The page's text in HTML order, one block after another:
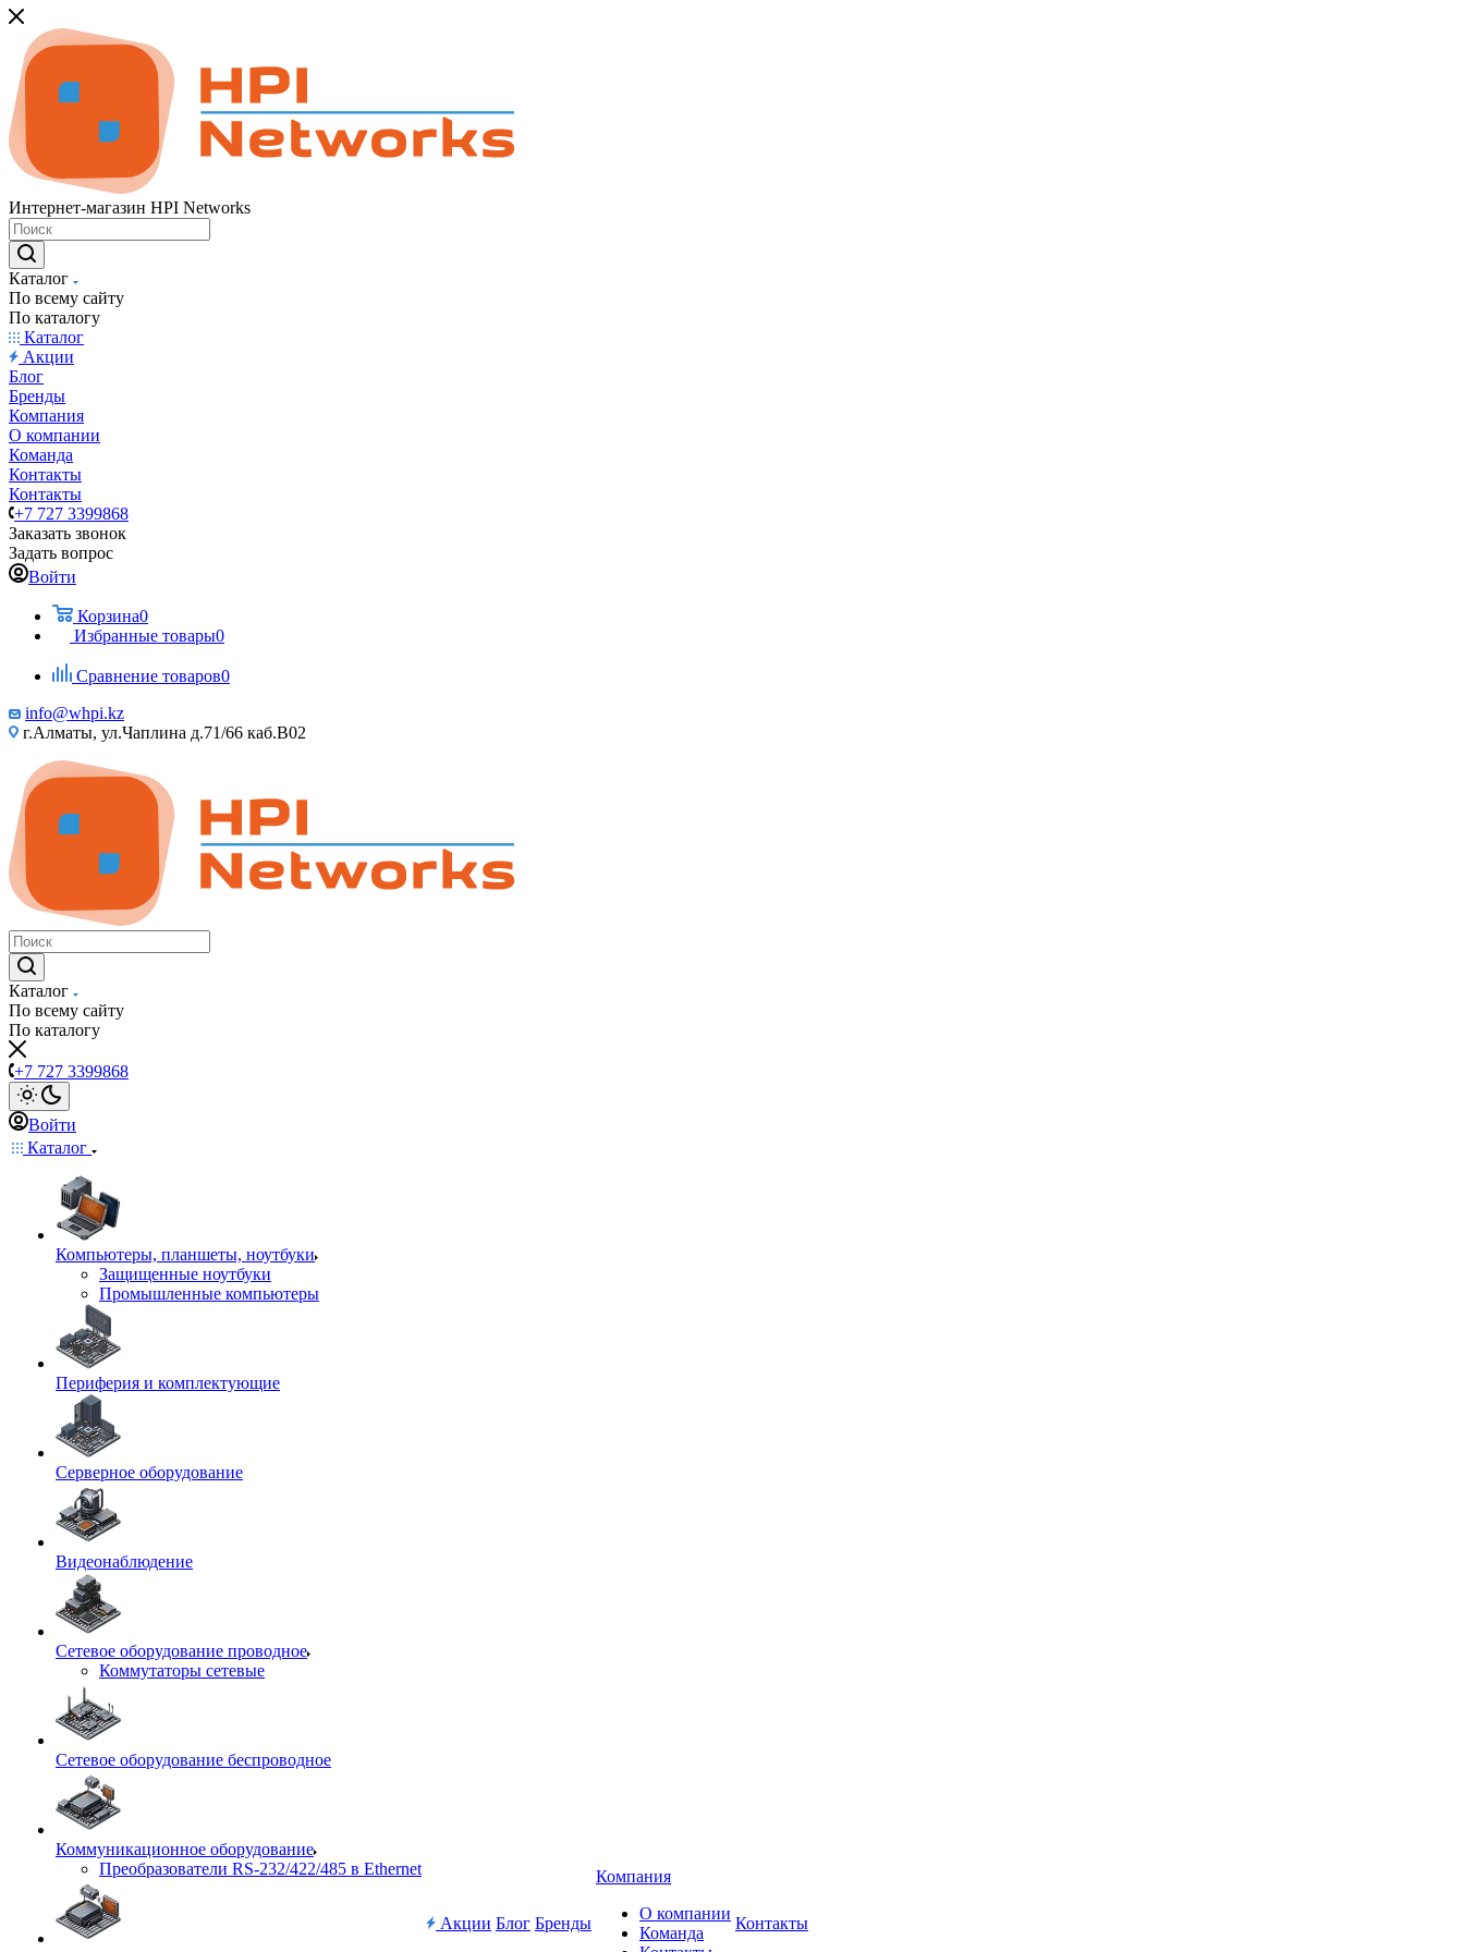
Интернет-магазин HPI Networks
Каталог
По всему сайту
По каталогу
Каталог
Акции
Блог
Бренды
Компания
О компании
Команда
Контакты
Контакты
+7 727 3399868
Заказать звонок
Задать вопрос
Войти
Корзина0
Избранные товары0
Сравнение товаров0
info@whpi.kz
г.Алматы, ул.Чаплина д.71/66 каб.B02
Каталог
По всему сайту
По каталогу
+7 727 3399868
Войти
Каталог
Компьютеры, планшеты, ноутбуки
Защищенные ноутбуки
Промышленные компьютеры
Периферия и комплектующие
Серверное оборудование
Видеонаблюдение
Сетевое оборудование проводное
Коммутаторы сетевые
Сетевое оборудование беспроводное
Коммуникационное оборудование
Преобразователи RS-232/422/485 в Ethernet
Акции Блог Бренды
Компания
О компании
Команда
Контакты